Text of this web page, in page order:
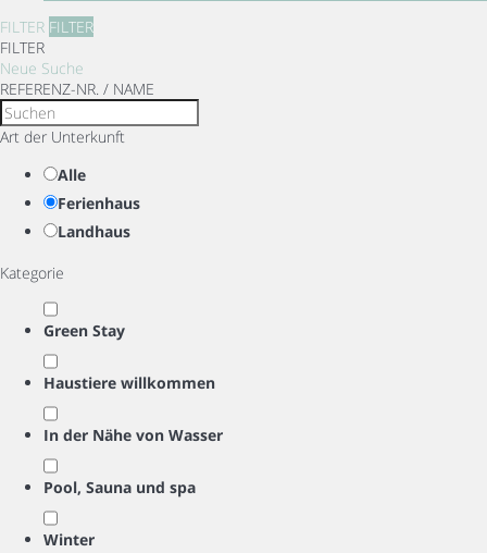
FILTER FILTER
FILTER
Neue Suche
REFERENZ-NR. / NAME
Art der Unterkunft
Alle
Ferienhaus
Landhaus
Kategorie
Green Stay
Haustiere willkommen
In der Nähe von Wasser
Pool, Sauna und spa
Winter